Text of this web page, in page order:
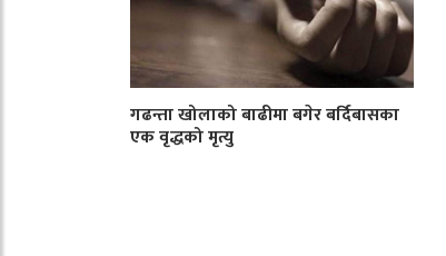
गढन्ता खोलाको बाढीमा बगेर बर्दिबासका
एक वृद्धको मृत्यु